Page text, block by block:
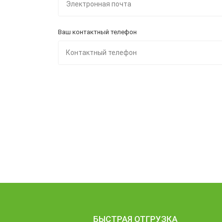
Ваш контактный телефон
БЫСТРАЯ ОТГРУЗКА